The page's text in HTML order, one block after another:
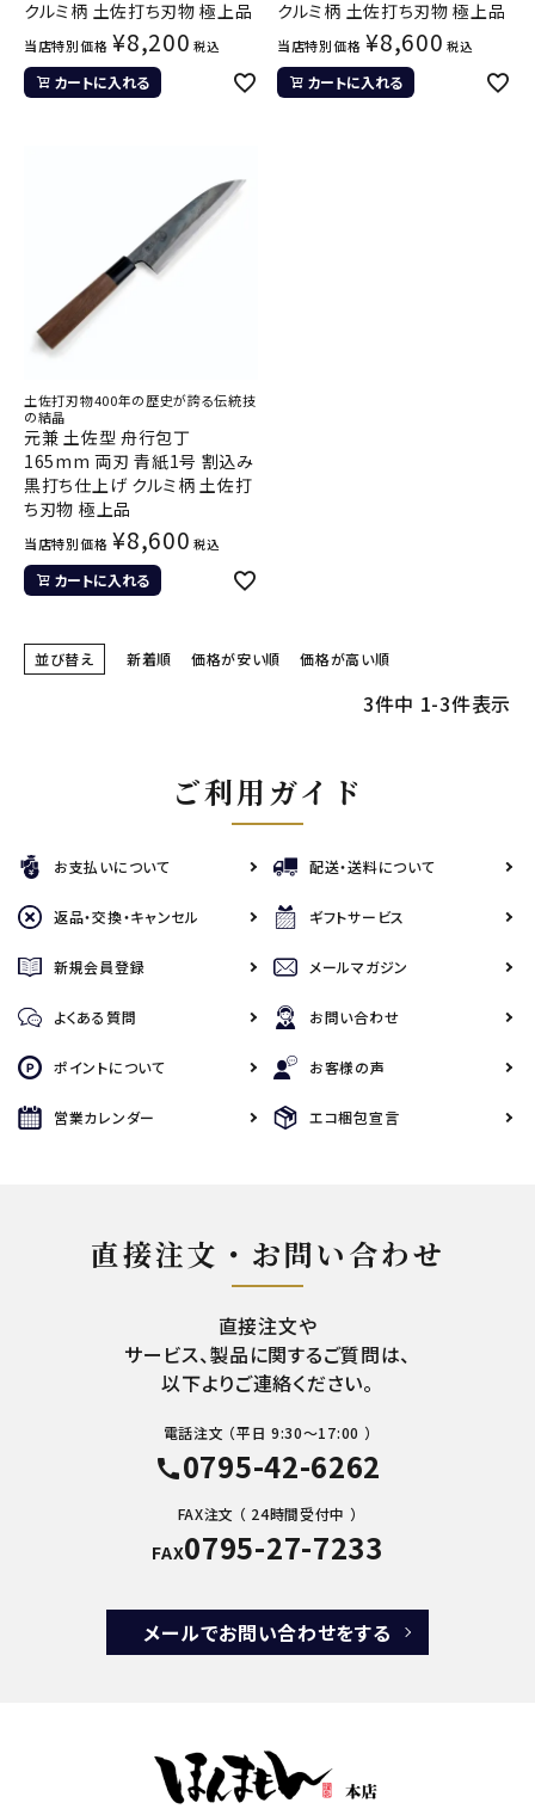
クルミ柄 土佐打ち刃物 極上品
当店特別価格 ¥8,200 税込
カートに入れる
クルミ柄 土佐打ち刃物 極上品
当店特別価格 ¥8,600 税込
カートに入れる
土佐打刃物400年の歴史が誇る伝統技
の結晶
元兼 土佐型 舟行包丁
165mm 両刃 青紙1号 割込み
黒打ち仕上げ クルミ柄 土佐打
ち刃物 極上品
当店特別価格 ¥8,600 税込
カートに入れる
並び替え 新着順 価格が安い順 価格が高い順
3件中 1-3件表示
ご利用ガイド
お支払いについて 配送・送料について
返品・交換・キャンセル ギフトサービス
新規会員登録 メールマガジン
よくある質問 お問い合わせ
ポイントについて お客様の声
営業カレンダー エコ梱包宣言
直接注文・お問い合わせ
直接注文や
サービス、製品に関するご質問は、
以下よりご連絡ください。
電話注文 （平日 9:30～17:00 ）
call0795-42-6262
FAX注文 （ 24時間受付中 ）
FAX0795-27-7233
メールでお問い合わせをする